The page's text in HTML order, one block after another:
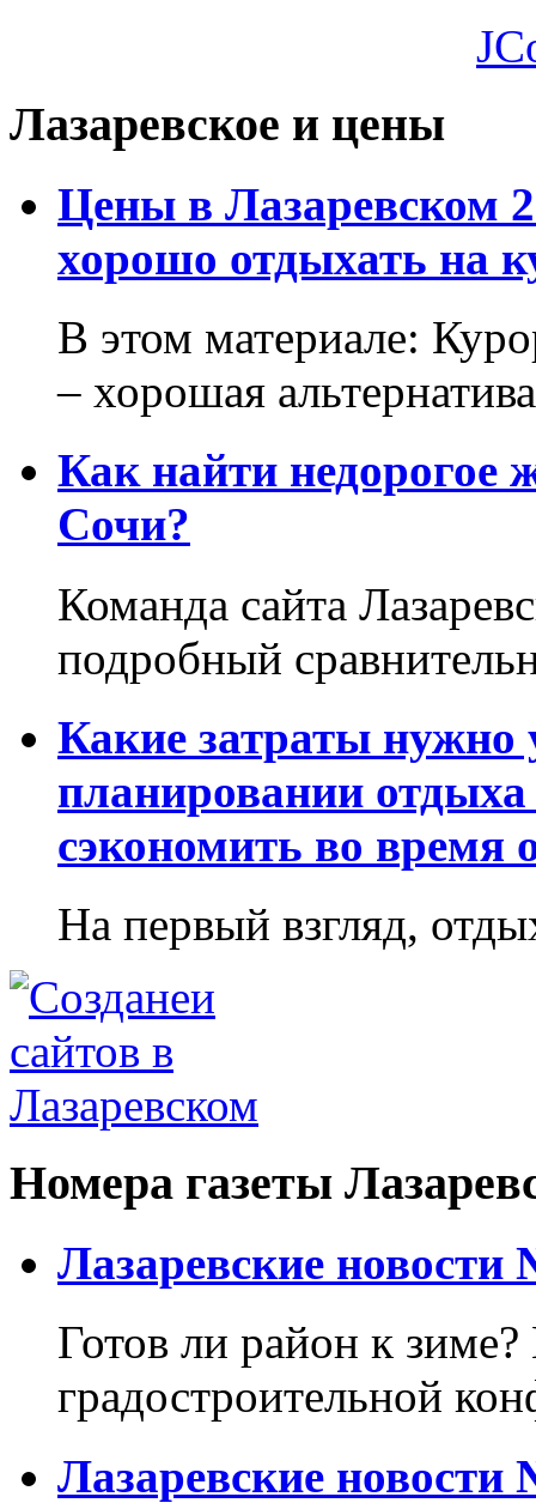
Лазаревское и цены
Цены в Лазаревском
хорошо отдыхать на
В этом материале:
– хорошая
Как найти недорогое
Сочи?
Команда сайта
подробный
Какие затраты нужно
планировании
сэкономить во время
На первый взгляд,
Номера газеты
Лазаревские новости
Готов ли район к зиме?
градостроительной
Лазаревские новости